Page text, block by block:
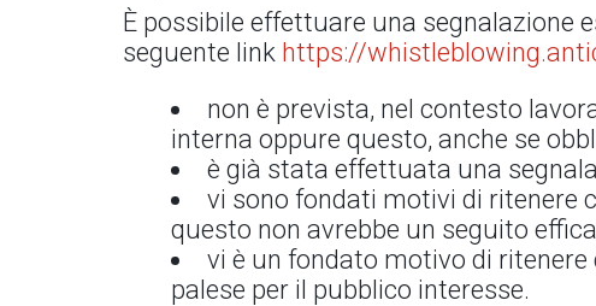
È possibile effettuare una segnalazione
seguente link https://
non è prevista, nel contesto
interna oppure questo, anche se
è già stata effettuata una
vi sono fondati motivi di ritenere
questo non avrebbe un seguito
vi è un fondato motivo di
palese per il pubblico interesse.